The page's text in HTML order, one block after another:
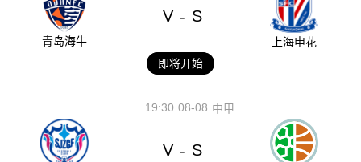
青岛海牛
V - S
上海申花
即将开始
08-08
19:30 中甲
V - S